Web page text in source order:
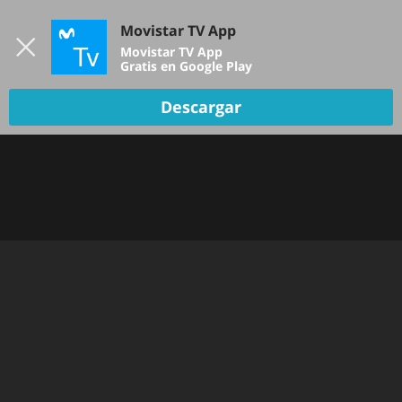
TV EN VIVO
Movistar TV App
Movistar TV App
Gratis en Google Play
Descargar